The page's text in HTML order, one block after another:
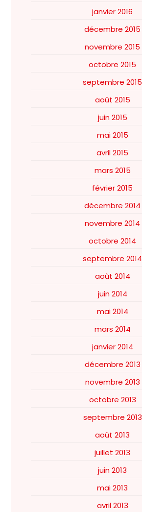
janvier 2016
décembre 2015
novembre 2015
octobre 2015
septembre 2015
août 2015
juin 2015
mai 2015
avril 2015
mars 2015
février 2015
décembre 2014
novembre 2014
octobre 2014
septembre 2014
août 2014
juin 2014
mai 2014
mars 2014
janvier 2014
décembre 2013
novembre 2013
octobre 2013
septembre 2013
août 2013
juillet 2013
juin 2013
mai 2013
avril 2013